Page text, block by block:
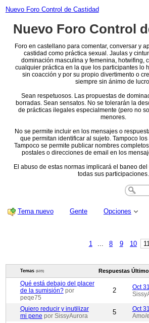
Nuevo Foro Control de Castidad
Nuevo Foro Control
Foro en castellano para comentar, conversar y
castidad como práctica sexual. Jaulas y
dominación masculina y femenina, hotwifing,
cualquier práctica en la que los participantes lo
sin coacción y por su propio divertimento o
siempre sin ánimo de
Sean respetuosos. Las propuestas de
borradas. Sean sensatos. No se tolerarán la
de prácticas ilegales especialmente (pero no
menores.
No se permite incluir en los mensajes o
que permitan identificar al sujeto. Tampoco
Tampoco se permite publicar nombres
postales o direcciones de email en los
El abuso de estas normas implicará el baneo
todas sus participaciones.
Tema nuevo Gente Opciones
1 8 9 10 11
Temas (609) Respuestas
Qué está debajo del placer
de la sumisión? por
peqe75
2 Oct
Quiero reducir y inutilizar
mi pene por SissyAurora 5 Oct
Amo/